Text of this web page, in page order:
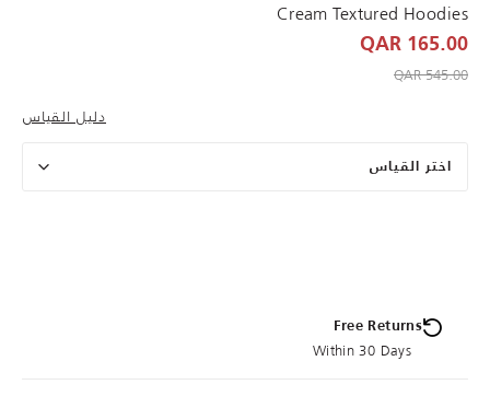
Cream Textured Hoodies
165.00 QAR
Price reduced from
545.00 QAR
to 165.00 QAR
دليل القياس
اختر القياس
Free Returns
Within 30 Days